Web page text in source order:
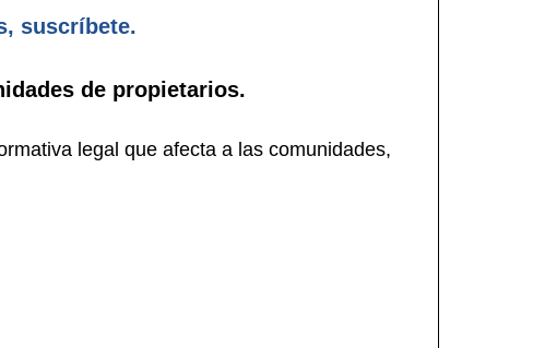
suscríbete.
de propietarios.
legal que afecta a las comunidades,